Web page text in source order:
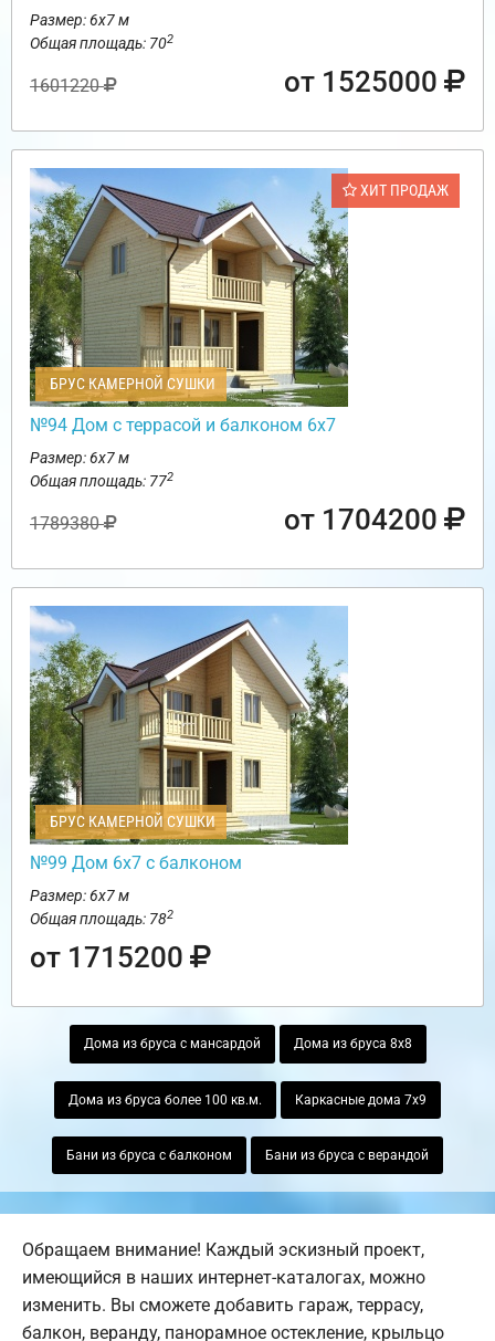
Размер: 6х7 м
Общая площадь: 702
1601220 от 1525000
ХИТ ПРОДАЖ
БРУС КАМЕРНОЙ СУШКИ
№94 Дом с террасой и балконом 6х7
Размер: 6х7 м
Общая площадь: 772
1789380 от 1704200
БРУС КАМЕРНОЙ СУШКИ
№99 Дом 6х7 с балконом
Размер: 6х7 м
Общая площадь: 782
от 1715200
Дома из бруса с мансардой Дома из бруса 8х8
Дома из бруса более 100 кв.м. Каркасные дома 7х9
Бани из бруса с балконом Бани из бруса с верандой
Обращаем внимание! Каждый эскизный проект,
имеющийся в наших интернет-каталогах, можно
изменить. Вы сможете добавить гараж, террасу,
балкон, веранду, панорамное остекление, крыльцо